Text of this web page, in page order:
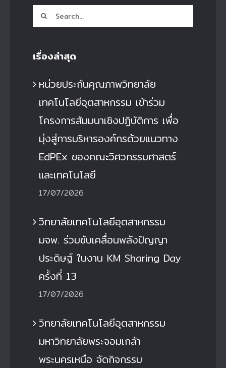
Search
for:
เรื่องล่าสุด
หน่วยประกันคุณภาพวิทยาลัย
เทคโนโลยีอุตสาหกรรม เข้าร่วม
โครงการสัมมนาเชิงปฏิบัติการ เพื่อ
มุ่งสู่การบริหารองค์กรด้วยแนวทาง
EdPEx ของคณะวิศวกรรมศาสตร์
และเทคโนโลยี
17/07/2026
วิทยาลัยเทคโนโลยีอุตสาหกรรม
มจพ. ร่วมขับเคลื่อนพลังปัญญา
ประดิษฐ์ ในงาน KM Sharing Day
ครั้งที่ 13
17/07/2026
วิทยาลัยเทคโนโลยีอุตสาหกรรม
มหาวิทยาลัยพระจอมเกล้า
พระนครเหนือ จัดกิจกรรม